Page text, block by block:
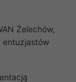
Żelechów,
entuzjastów